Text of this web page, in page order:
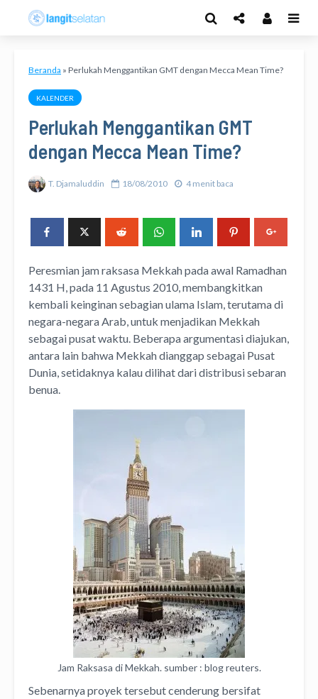
Beranda » Perlukah Menggantikan GMT dengan Mecca Mean Time?
KALENDER
Perlukah Menggantikan GMT
dengan Mecca Mean Time?
T. Djamaluddin 18/08/2010 4 menit baca
Peresmian jam raksasa Mekkah pada awal Ramadhan
1431 H, pada 11 Agustus 2010, membangkitkan
kembali keinginan sebagian ulama Islam, terutama di
negara-negara Arab, untuk menjadikan Mekkah
sebagai pusat waktu. Beberapa argumentasi diajukan,
antara lain bahwa Mekkah dianggap sebagai Pusat
Dunia, setidaknya kalau dilihat dari distribusi sebaran
benua.
Jam Raksasa di Mekkah. sumber : blog reuters.
Sebenarnya proyek tersebut cenderung bersifat